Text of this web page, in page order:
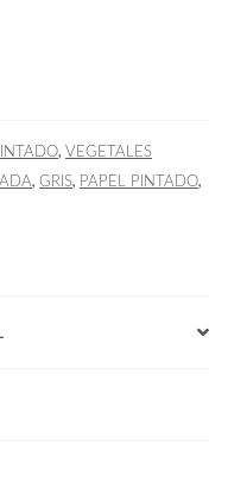
, VEGETALES
, GRIS, PAPEL PINTADO,